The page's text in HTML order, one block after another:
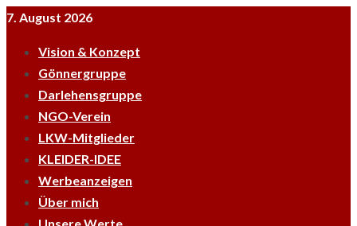
Skip
content
7. August 2026
Vision & Konzept
Gönnergruppe
Darlehensgruppe
NGO-Verein
LKW-Mitglieder
KLEIDER-IDEE
Werbeanzeigen
Über mich